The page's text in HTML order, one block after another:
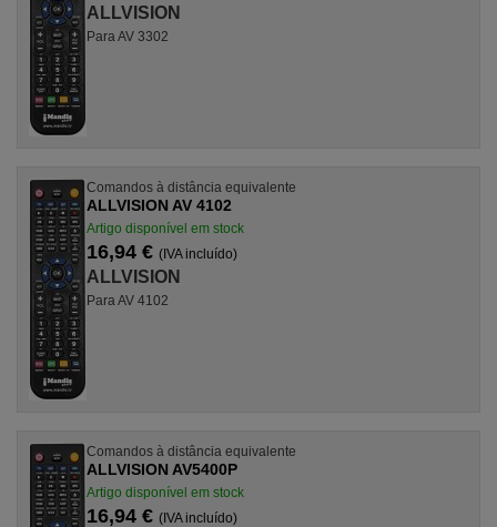
ALLVISION
Para AV 3302
Comandos à distância equivalente
ALLVISION AV 4102
Artigo disponível em stock
16,94 € (IVA incluído)
ALLVISION
Para AV 4102
Comandos à distância equivalente
ALLVISION AV5400P
Artigo disponível em stock
16,94 € (IVA incluído)